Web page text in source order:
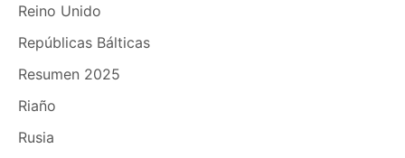
Reino Unido
Repúblicas Bálticas
Resumen 2025
Riaño
Rusia